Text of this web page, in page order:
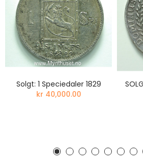
Solgt: 1 Speciedaler 1829
kr 40,000.00